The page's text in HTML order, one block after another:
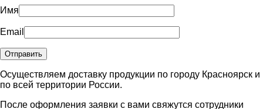
Имя
Email
Осуществляем доставку продукции по городу Красноярск и
по всей территории России.
После оформления заявки с вами свяжутся сотрудники